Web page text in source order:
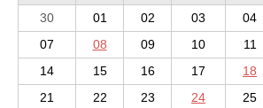
30
01 02 03 04
07
08 09 10 11
14
15 16 17 18
21
22 23 24 25